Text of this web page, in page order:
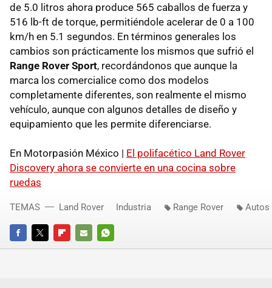
de 5.0 litros ahora produce 565 caballos de fuerza y
516 lb-ft de torque, permitiéndole acelerar de 0 a 100
km/h en 5.1 segundos. En términos generales los
cambios son prácticamente los mismos que sufrió el
Range Rover Sport, recordándonos que aunque la
marca los comercialice como dos modelos
completamente diferentes, son realmente el mismo
vehículo, aunque con algunos detalles de diseño y
equipamiento que les permite diferenciarse.
En Motorpasión México | El polifacético Land Rover
Discovery ahora se convierte en una cocina sobre
ruedas
FACEBOOKTWITTERFLIPBOARD
E-
WHATSAPP
TEMAS Land Rover Industria Range Rover Autos